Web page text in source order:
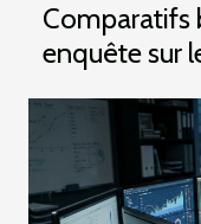
Comparatifs
enquête sur